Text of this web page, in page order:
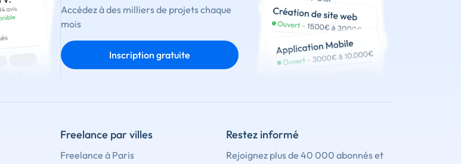
Accédez à des milliers de projets chaque
mois
Inscription gratuite
Freelance par villes
Freelance à Paris
Restez informé
Rejoignez plus de 40 000 abonnés et